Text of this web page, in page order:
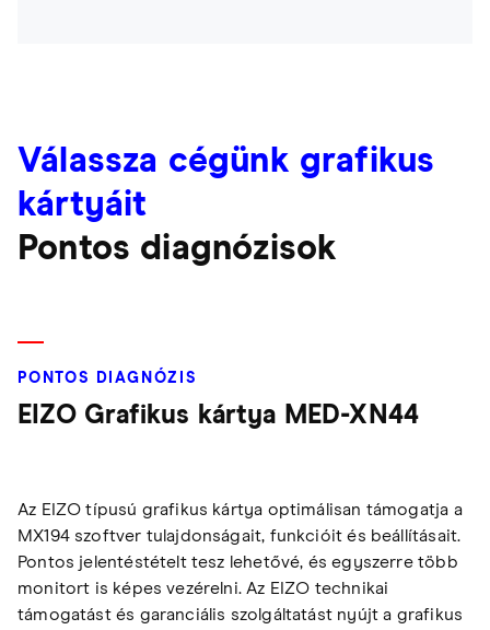
Válassza cégünk grafikus
kártyáit
Pontos diagnózisok
PONTOS DIAGNÓZIS
EIZO Grafikus kártya MED-XN44
Az EIZO típusú grafikus kártya optimálisan támogatja a
MX194 szoftver tulajdonságait, funkcióit és beállításait.
Pontos jelentéstételt tesz lehetővé, és egyszerre több
monitort is képes vezérelni. Az EIZO technikai
támogatást és garanciális szolgáltatást nyújt a grafikus